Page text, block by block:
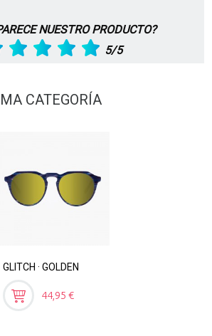
NUESTRO PRODUCTO?
5/5
CATEGORÍA
GLITCH · GOLDEN
Preis
44,95 €